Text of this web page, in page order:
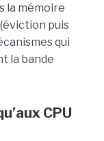
la mémoire
puis
qui
la bande
CPU